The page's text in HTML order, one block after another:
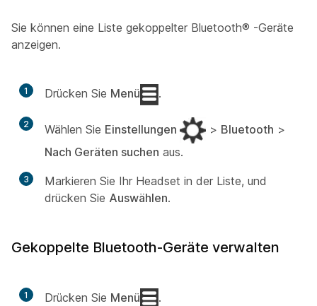
Sie können eine Liste gekoppelter Bluetooth® -Geräte
anzeigen.
1 Drücken Sie Menü .
2 Wählen Sie Einstellungen > Bluetooth >
Nach Geräten suchen aus.
3
Markieren Sie Ihr Headset in der Liste, und
drücken Sie Auswählen.
Gekoppelte Bluetooth-Geräte verwalten
1 Drücken Sie Menü .